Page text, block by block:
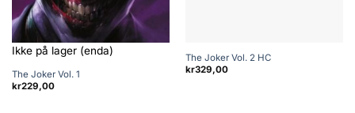
Ikke på lager (enda)
The Joker Vol. 1
kr229,00
The Joker Vol. 2 HC
kr329,00